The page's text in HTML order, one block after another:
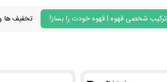
ترکیب شخصی قهوه | قهوه خودت را بساز! تخفیف ها